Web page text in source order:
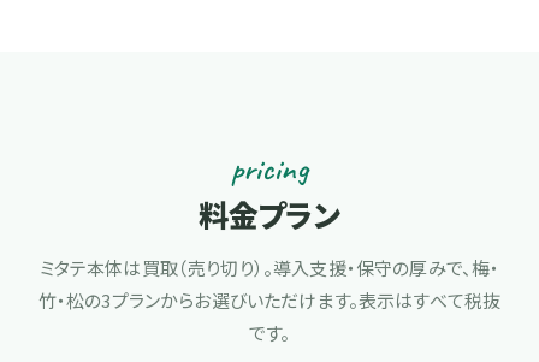
pricing
料金プラン
ミタテ本体は買取（売り切り）。導入支援・保守の厚みで、梅・
竹・松の3プランからお選びいただけます。表示はすべて税抜
です。